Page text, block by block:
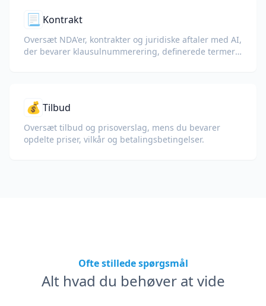
📃 Kontrakt
Oversæt NDA'er, kontrakter og juridiske aftaler med AI,
der bevarer klausulnummerering, definerede termer
💰 Tilbud
Oversæt tilbud og prisoverslag, mens du bevarer
opdelte priser, vilkår og betalingsbetingelser.
Ofte stillede spørgsmål
Alt hvad du behøver at vide